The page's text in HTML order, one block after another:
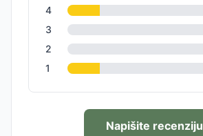
4
3
2
1
Napišite recenziju